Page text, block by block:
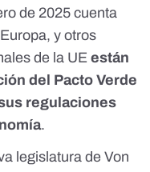
de 2025 cuenta
y otros
de la UE están
del Pacto Verde
regulaciones
.
legislatura de Von